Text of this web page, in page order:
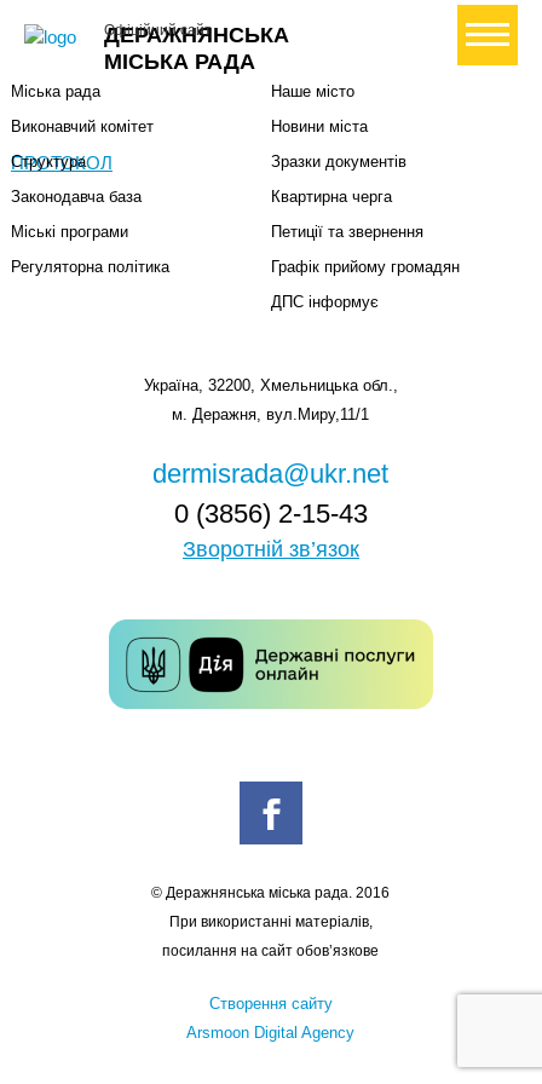
ДЕРАЖНЯНСЬКА
МІСЬКА РАДА
Офіційний сайт+ Створити петицію
ПРОТОКОЛ
Міський голова
Міська рада
Виконавчий комітет
Структура
Законодавча база
Міські програми
Регуляторна політика
Наше місто
Новини міста
Зразки документів
Квартирна черга
Петиції та звернення
Графік прийому громадян
ДПС інформує
Україна, 32200, Хмельницька обл.,
м. Деражня, вул.Миру,11/1
dermisrada@ukr.net
0 (3856) 2-15-43
Зворотній зв’язок
© Деражнянська міська рада. 2016
При використанні матеріалів,
посилання на сайт обов’язкове
Створення сайту
Arsmoon Digital Agency